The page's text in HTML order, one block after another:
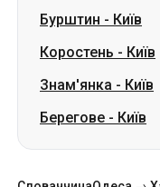
Бурштин - Київ
Коростень - Київ
Знам'янка - Київ
Берегове - Київ